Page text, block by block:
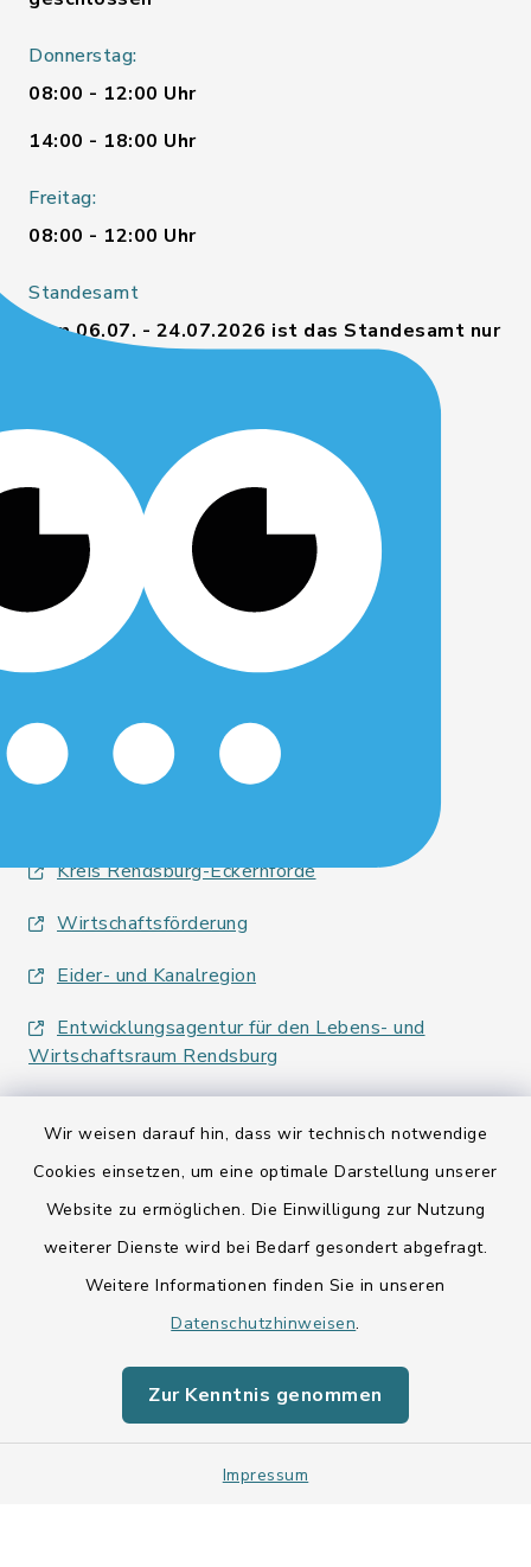
Wir weisen darauf hin, dass wir technisch notwendige
Cookies einsetzen, um eine optimale Darstellung unserer
Website zu ermöglichen. Die Einwilligung zur Nutzung
weiterer Dienste wird bei Bedarf gesondert abgefragt.
Weitere Informationen finden Sie in unseren
Datenschutzhinweisen.
Zur Kenntnis genommen
Impressum
Donnerstag:
08:00 - 12:00 Uhr
14:00 - 18:00 Uhr
Freitag:
08:00 - 12:00 Uhr
Standesamt
Vom 06.07. - 24.07.2026 ist das Standesamt nur
vormittags erreichbar bzw. besetzt.
Fachbereich Soziales
Montag und Freitag:
08:00 bis 12:00 Uhr
Dienstag und Mittwoch:
geschlossen
14:00 bis 18:00 Uhr
Kreis Rendsburg-Eckernförde
Wirtschaftsförderung
Eider- und Kanalregion
Entwicklungsagentur für den Lebens- und
Wirtschaftsraum Rendsburg
Barrierefreiheit
Sitemap